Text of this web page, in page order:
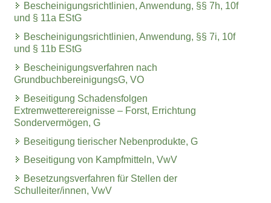
Bescheinigungsrichtlinien, Anwendung, §§ 7h, 10f
und § 11a EStG
Bescheinigungsrichtlinien, Anwendung, §§ 7i, 10f
und § 11b EStG
Bescheinigungsverfahren nach
GrundbuchbereinigungsG, VO
Beseitigung Schadensfolgen
Extremwetterereignisse – Forst, Errichtung
Sondervermögen, G
Beseitigung tierischer Nebenprodukte, G
Beseitigung von Kampfmitteln, VwV
Besetzungsverfahren für Stellen der
Schulleiter/innen, VwV